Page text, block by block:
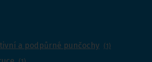
a podpůrné punčochy (1)